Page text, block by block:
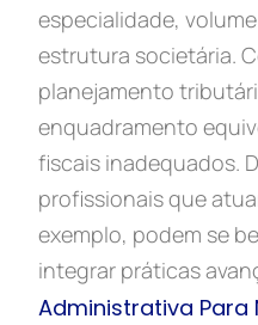
especialidade,
estrutura societária.
planejamento
enquadramento
fiscais inadequados.
profissionais que
exemplo, podem se
integrar práticas
Administrativa Para